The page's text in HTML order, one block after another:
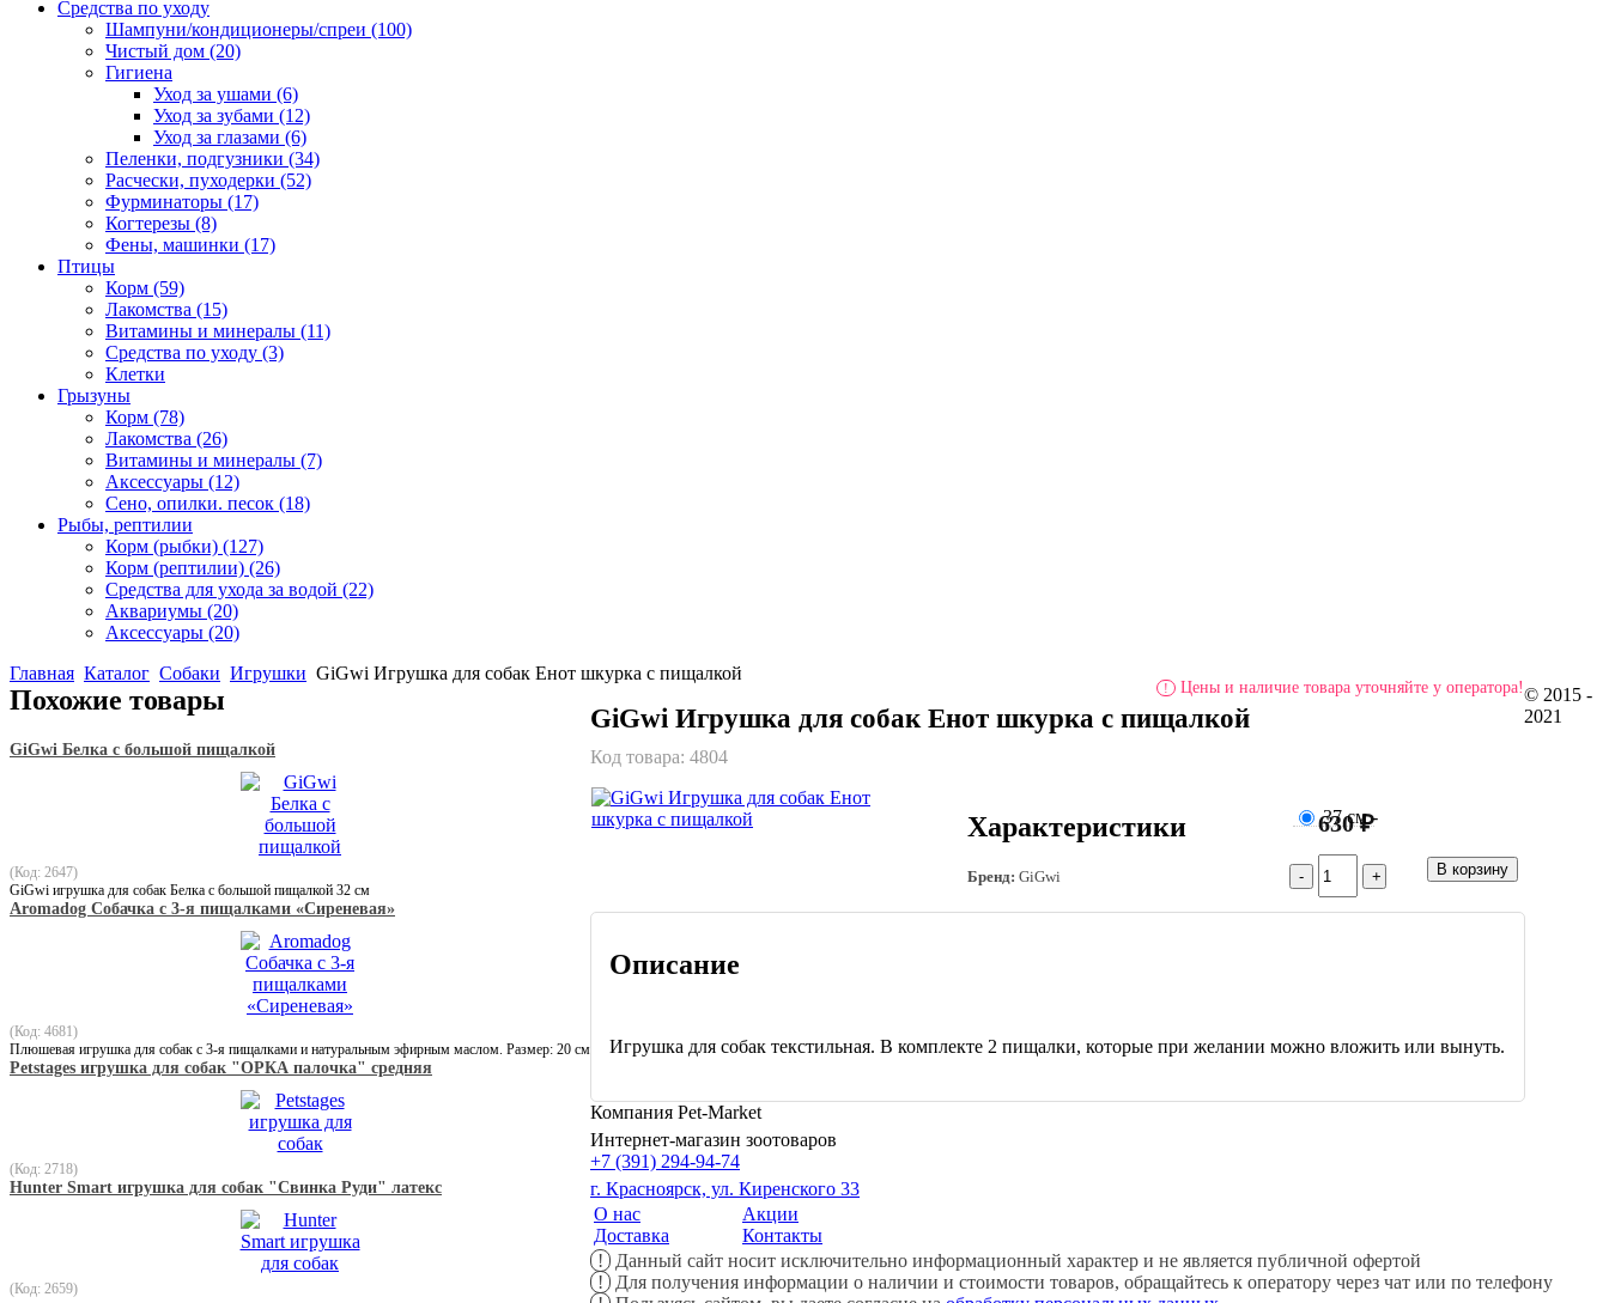
Средства по уходу
Шампуни/кондиционеры/спреи (100)
Чистый дом (20)
Гигиена
Уход за ушами (6)
Уход за зубами (12)
Уход за глазами (6)
Пеленки, подгузники (34)
Расчески, пуходерки (52)
Фурминаторы (17)
Когтерезы (8)
Фены, машинки (17)
Птицы
Корм (59)
Лакомства (15)
Витамины и минералы (11)
Средства по уходу (3)
Клетки
Грызуны
Корм (78)
Лакомства (26)
Витамины и минералы (7)
Аксессуары (12)
Сено, опилки. песок (18)
Рыбы, рептилии
Корм (рыбки) (127)
Корм (рептилии) (26)
Средства для ухода за водой (22)
Аквариумы (20)
Аксессуары (20)
Главная Каталог Собаки Игрушки GiGwi Игрушка для собак Енот шкурка с пищалкой
Похожие товары
GiGwi Белка с большой пищалкой
(Код: 2647)
GiGwi игрушка для собак Белка с большой пищалкой 32 см
Aromadog Собачка с 3-я пищалками «Сиреневая»
(Код: 4681)
Плюшевая игрушка для собак с 3-я пищалками и натуральным эфирным маслом. Размер: 20 см
Petstages игрушка для собак "ОРКА палочка" средняя
(Код: 2718)
Hunter Smart игрушка для собак "Свинка Руди" латекс
(Код: 2659)
! Цены и наличие товара уточняйте у оператора!
GiGwi Игрушка для собак Енот шкурка с пищалкой
Код товара: 4804
Характеристики
Бренд: GiGwi
37 см-
630 ₽
Описание
Игрушка для собак текстильная. В комплекте 2 пищалки, которые при желании можно вложить или вынуть.
© 2015 -
2021
Компания Pet-Market
Интернет-магазин зоотоваров
+7 (391) 294-94-74
г. Красноярск, ул. Киренского 33
О нас
Доставка
Акции
Контакты
!
Данный сайт носит исключительно информационный характер и не является публичной офертой
!
Для получения информации о наличии и стоимости товаров, обращайтесь к оператору через чат или по телефону